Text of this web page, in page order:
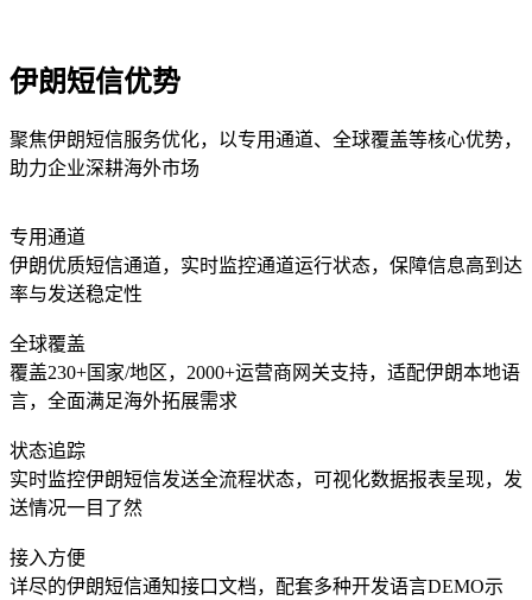
伊朗短信优势
聚焦伊朗短信服务优化，以专用通道、全球覆盖等核心优势，
助力企业深耕海外市场
专用通道
伊朗优质短信通道，实时监控通道运行状态，保障信息高到达
率与发送稳定性
全球覆盖
覆盖230+国家/地区，2000+运营商网关支持，适配伊朗本地语
言，全面满足海外拓展需求
状态追踪
实时监控伊朗短信发送全流程状态，可视化数据报表呈现，发
送情况一目了然
接入方便
详尽的伊朗短信通知接口文档，配套多种开发语言DEMO示